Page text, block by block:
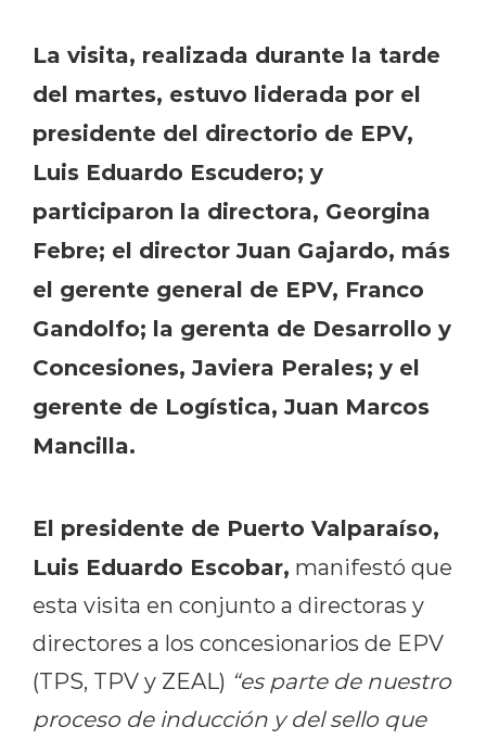
La visita, realizada durante la tarde
del martes, estuvo liderada por el
presidente del directorio de EPV,
Luis Eduardo Escudero; y
participaron la directora, Georgina
Febre; el director Juan Gajardo, más
el gerente general de EPV, Franco
Gandolfo; la gerenta de Desarrollo y
Concesiones, Javiera Perales; y el
gerente de Logística, Juan Marcos
Mancilla.
El presidente de Puerto Valparaíso,
Luis Eduardo Escobar, manifestó que
esta visita en conjunto a directoras y
directores a los concesionarios de EPV
(TPS, TPV y ZEAL) “es parte de nuestro
proceso de inducción y del sello que